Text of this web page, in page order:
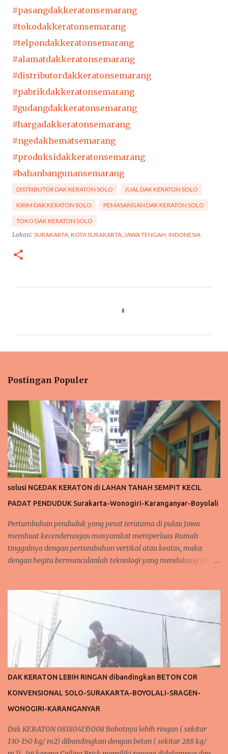
#pasangdakkeratonsemarang
#tokodakkeratonsemarang
#telpondakkeratonsemarang
#alamatdakkeratonsemarang
#distributordakkeratonsemarang
#pabrikdakkeratonsemarang
#gudangdakkeratonsemarang
#hargadakkeratonsemarang
#ngedakhematsemarang
#produksidakkeratonsemarang
#bahanbangunansemarang
DISTRIBUTOR DAK KERATON SOLO JUAL DAK KERATON SOLO
KIRIM DAK KERATON SOLO PEMASANGAN DAK KERATON SOLO
TOKO DAK KERATON SOLO
Lokasi: SURAKARTA, KOTA SURAKARTA, JAWA TENGAH, INDONESIA
r
Postingan Populer
solusi NGEDAK KERATON di LAHAN TANAH SEMPIT KECIL
PADAT PENDUDUK Surakarta-Wonogiri-Karanganyar-Boyolali
Pertumbuhan penduduk yang pesat terutama di pulau Jawa
membuat kecenderungan masyarakat memperluas Rumah
tinggalnya dengan pertumbuhan vertikal atau keatas, maka
dengan begitu bermunculanlah teknologi yang mendukung untuk
(semen+pasir+split kerikil), namun teknologi ini mempunyai
kelemahan jika dilaksanakan pada luas perlantainya yang kecil
karena harga biaya permeter perseginya menjadi tinggi... apalagi
jika akses pengerjaan sempit dan jumlah tenaga kerja yang
sedikit atau terbatas. Dak Keraton (KERAmik beTON)
menyempurnakan hal tersebut... sangat efektif untuk luas kecil
atau terbatas dan lahan dan akses sempit LIGHTGROUP
INDONESIA Jl KH Muhdi Gg Komajaya No 53 Dewan
Maguwoharjo Depok Sleman Yogyakarta 088802725212 /
081804135008 / 081325157177 Invite Pin BB 53897EDC
DAK KERATON LEBIH RINGAN dibandingkan BETON COR
KONVENSIONAL SOLO-SURAKARTA-BOYOLALI-SRAGEN-
WONOGIRI-KARANGANYAR
Dak KERATON 081804135008 Bobotnya lebih ringan ( sekitar
130-150 kg/ m2) dibandingkan dengan beton ( sekitar 288 kg/